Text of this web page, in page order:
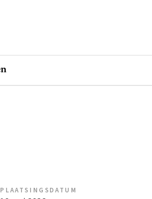
PLAATSINGSDATUM